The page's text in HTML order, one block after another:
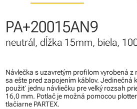
PA+20015AN9
neutrál, dĺžka 15mm, biela,
Návlečka s uzavretým profilom vyrobená z
sa ešte pred zapojením káblov. Jedinečná
použiť jednu návliečku pre veľký rozsah
16,0 mm. Potlač je možná pomocou
tlačiarne PARTEX.